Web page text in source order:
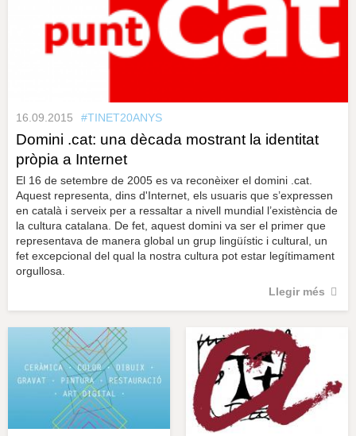
16.09.2015 #TINET20ANYS
Domini .cat: una dècada mostrant la identitat
pròpia a Internet
El 16 de setembre de 2005 es va reconèixer el domini .cat.
Aquest representa, dins d'Internet, els usuaris que s’expressen
en català i serveix per a ressaltar a nivell mundial l’existència de
la cultura catalana. De fet, aquest domini va ser el primer que
representava de manera global un grup lingüístic i cultural, un
fet excepcional del qual la nostra cultura pot estar legítimament
orgullosa.
Llegir més